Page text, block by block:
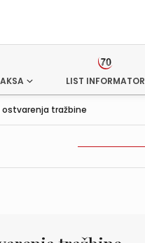
LIST INFORMATOR
tražbine